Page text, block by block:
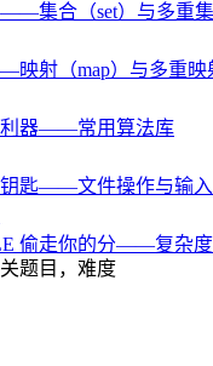
集合（set）与多重
映射（map）与多重映
利器——常用算法库
钥匙——文件操作与输
偷走你的分——复杂
题目，难度